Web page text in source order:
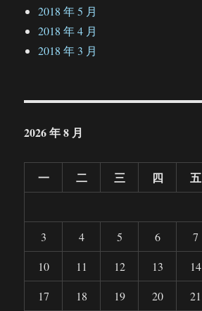
2018 年 5 月
2018 年 4 月
2018 年 3 月
2026 年 8 月
一 二 三 四 五
3
4 5 6 7
10
11 12 13 14
17
18 19 20 21